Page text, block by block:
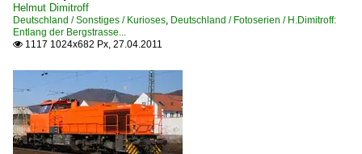
Strecken | KBS 600-699
Unternehmen (A - K)
Centralbahn GmbH, Mönchengladbach ·CBB·
ERS Railways GmbH, Hamburg ·DB·
Helmut Dimitroff
Deutschland / Sonstiges / Kurioses, Deutschland / Fotoserien / H.Dimitroff:
Entlang der Bergstrasse...
 1117 1024x682 Px, 27.04.2011